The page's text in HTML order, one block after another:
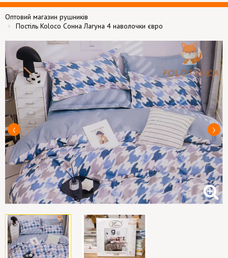
Оптовий магазин рушників
Постіль Koloco Сонна Лагуна 4 наволочки євро